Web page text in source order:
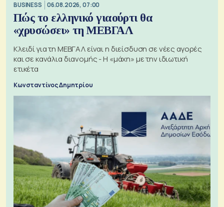
BUSINESS 06.08.2026, 07:00
Πώς το ελληνικό γιαούρτι θα
«χρυσώσει» τη ΜΕΒΓΑΛ
Κλειδί για τη ΜΕΒΓΑΛ είναι η διείσδυση σε νέες αγορές
και σε κανάλια διανομής - Η «μάχη» με την ιδιωτική
ετικέτα
Κωνσταντίνος Δημητρίου